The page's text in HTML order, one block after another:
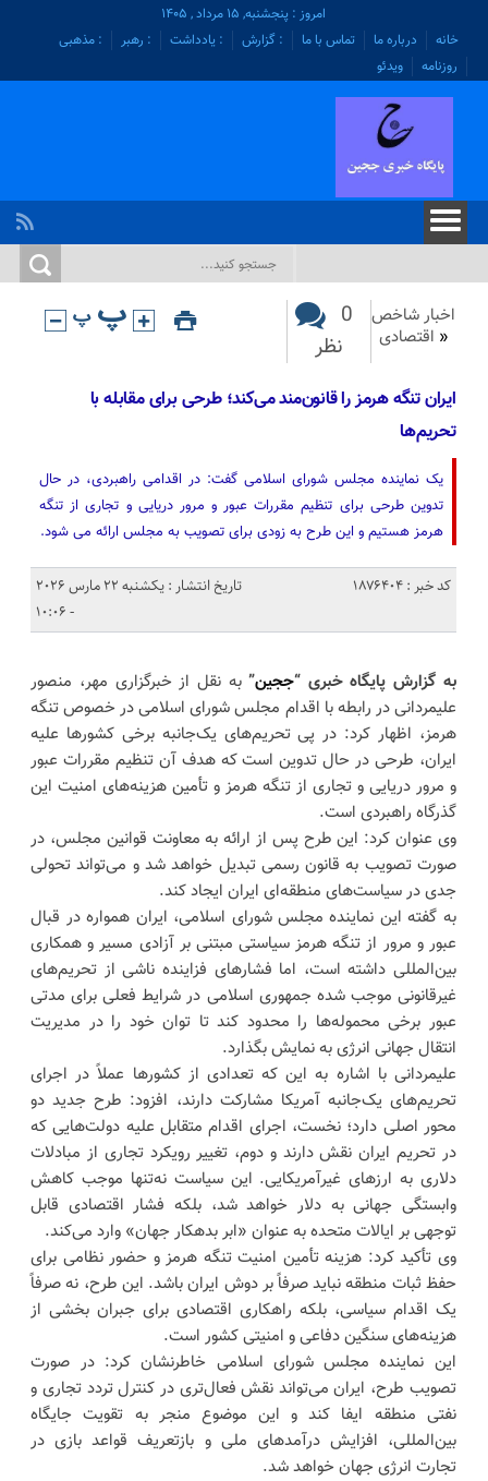
امروز : پنجشنبه, ۱۵ مرداد , ۱۴۰۵
خانه
درباره ما تماس با ما : گزارش : یادداشت : رهبر
: مذهبی
روزنامه
ویدئو
اخبار شاخص
« اقتصادی
0
نظر
ایران تنگه هرمز را قانون‌مند می‌کند؛ طرحی برای مقابله با
تحریم‌ها
یک نماینده مجلس شورای اسلامی گفت: در اقدامی راهبردی، در حال
تدوین طرحی برای تنظیم مقررات عبور و مرور دریایی و تجاری از تنگه
هرمز هستیم و این طرح به زودی برای تصویب به مجلس ارائه می شود.
کد خبر : 1876404
تاریخ انتشار : یکشنبه 22 مارس 2026
- 10:06
به گزارش پایگاه خبری “ججین”به نقل از خبرگزاری مهر، منصور
علیمردانی در رابطه با اقدام مجلس شورای اسلامی در خصوص تنگه
هرمز، اظهار کرد: در پی تحریم‌های یک‌جانبه برخی کشورها علیه
ایران، طرحی در حال تدوین است که هدف آن تنظیم مقررات عبور
و مرور دریایی و تجاری از تنگه هرمز و تأمین هزینه‌های امنیت این
گذرگاه راهبردی است.
وی عنوان کرد: این طرح پس از ارائه به معاونت قوانین مجلس، در
صورت تصویب به قانون رسمی تبدیل خواهد شد و می‌تواند تحولی
جدی در سیاست‌های منطقه‌ای ایران ایجاد کند.
به گفته این نماینده مجلس شورای اسلامی، ایران همواره در قبال
عبور و مرور از تنگه هرمز سیاستی مبتنی بر آزادی مسیر و همکاری
بین‌المللی داشته است، اما فشارهای فزاینده ناشی از تحریم‌های
غیرقانونی موجب شده جمهوری اسلامی در شرایط فعلی برای مدتی
عبور برخی محموله‌ها را محدود کند تا توان خود را در مدیریت
انتقال جهانی انرژی به نمایش بگذارد.
علیمردانی با اشاره به این که تعدادی از کشورها عملاً در اجرای
تحریم‌های یک‌جانبه آمریکا مشارکت دارند، افزود: طرح جدید دو
محور اصلی دارد؛ نخست، اجرای اقدام متقابل علیه دولت‌هایی که
در تحریم ایران نقش دارند و دوم، تغییر رویکرد تجاری از مبادلات
دلاری به ارزهای غیرآمریکایی. این سیاست نه‌تنها موجب کاهش
وابستگی جهانی به دلار خواهد شد، بلکه فشار اقتصادی قابل
توجهی بر ایالات متحده به عنوان «ابر بدهکار جهان» وارد می‌کند.
وی تأکید کرد: هزینه تأمین امنیت تنگه هرمز و حضور نظامی برای
حفظ ثبات منطقه نباید صرفاً بر دوش ایران باشد. این طرح، نه صرفاً
یک اقدام سیاسی، بلکه راهکاری اقتصادی برای جبران بخشی از
هزینه‌های سنگین دفاعی و امنیتی کشور است.
این نماینده مجلس شورای اسلامی خاطرنشان کرد: در صورت
تصویب طرح، ایران می‌تواند نقش فعال‌تری در کنترل تردد تجاری و
نفتی منطقه ایفا کند و این موضوع منجر به تقویت جایگاه
بین‌المللی، افزایش درآمدهای ملی و بازتعریف قواعد بازی در
تجارت انرژی جهان خواهد شد.